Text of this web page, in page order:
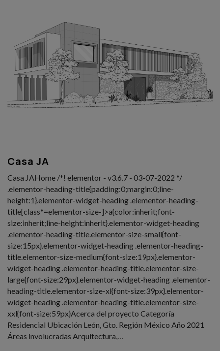
Casa JA
Casa JAHome /*! elementor - v3.6.7 - 03-07-2022 */
.elementor-heading-title{padding:0;margin:0;line-
height:1}.elementor-widget-heading .elementor-heading-
title[class*=elementor-size-]>a{color:inherit;font-
size:inherit;line-height:inherit}.elementor-widget-heading
.elementor-heading-title.elementor-size-small{font-
size:15px}.elementor-widget-heading .elementor-heading-
title.elementor-size-medium{font-size:19px}.elementor-
widget-heading .elementor-heading-title.elementor-size-
large{font-size:29px}.elementor-widget-heading .elementor-
heading-title.elementor-size-xl{font-size:39px}.elementor-
widget-heading .elementor-heading-title.elementor-size-
xxl{font-size:59px}Acerca del proyecto Categoría
Residencial Ubicación León, Gto. Región México Año 2021
Áreas involucradas Arquitectura,…